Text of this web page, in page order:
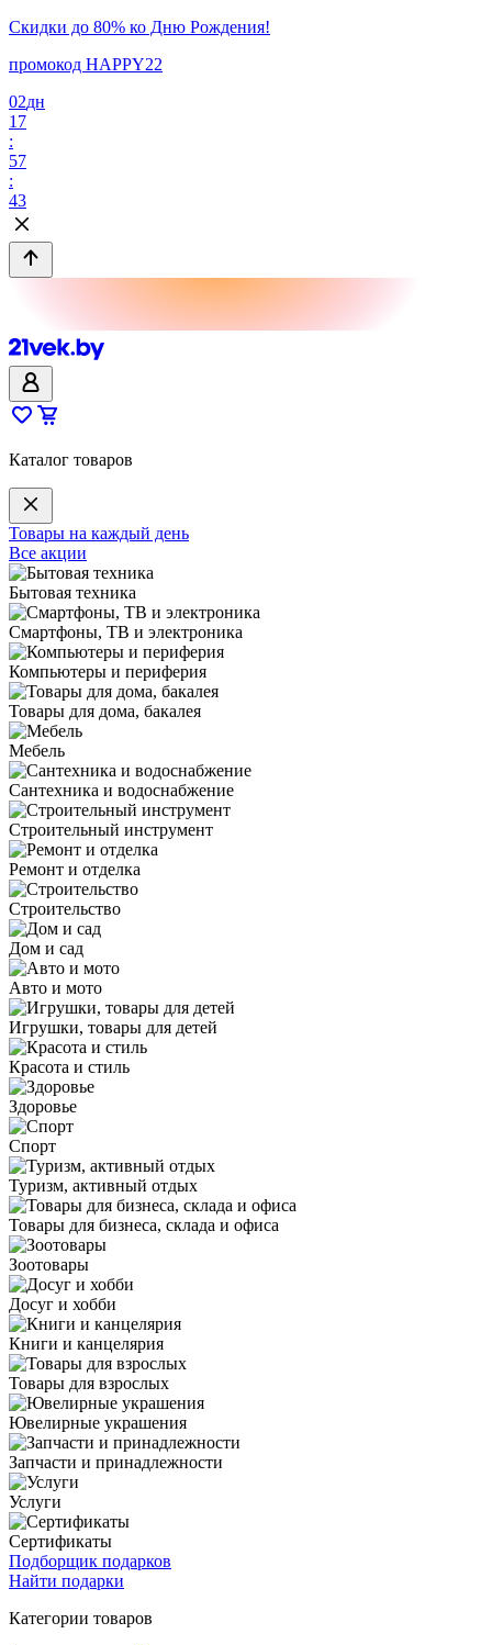
Скидки до 80% ко Дню Рождения!
промокод HAPPY22
02дн
17
:
57
:
43
Каталог товаров
Товары на каждый день
Все акции
Бытовая техника
Смартфоны, ТВ и электроника
Компьютеры и периферия
Товары для дома, бакалея
Мебель
Сантехника и водоснабжение
Строительный инструмент
Ремонт и отделка
Строительство
Дом и сад
Авто и мото
Игрушки, товары для детей
Красота и стиль
Здоровье
Спорт
Туризм, активный отдых
Товары для бизнеса, склада и офиса
Зоотовары
Досуг и хобби
Книги и канцелярия
Товары для взрослых
Ювелирные украшения
Запчасти и принадлежности
Услуги
Сертификаты
Подборщик подарков
Найти подарки
Категории товаров